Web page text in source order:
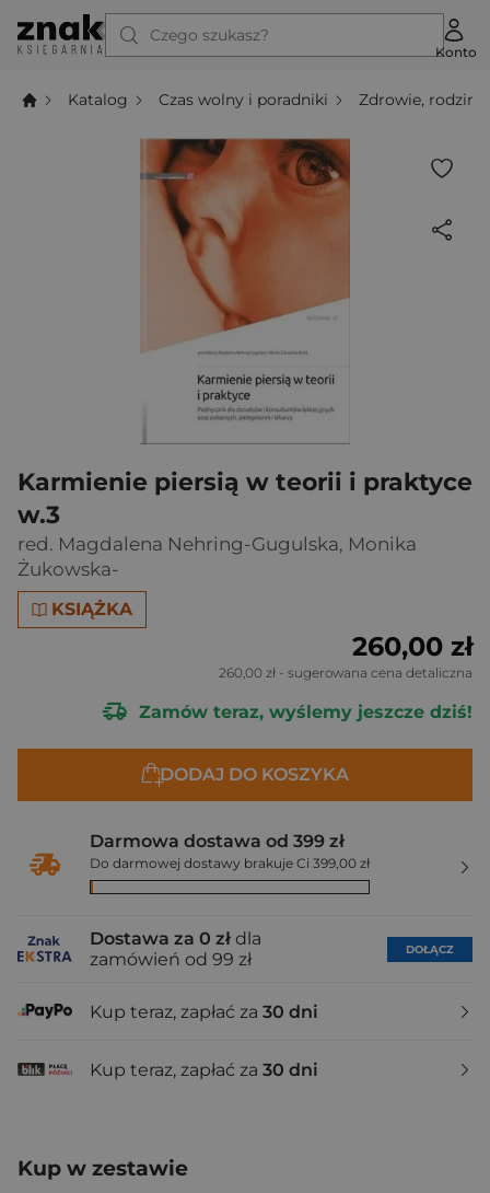
Czego szukasz?
Konto
Katalog Czas wolny i poradniki Zdrowie,
Karmienie piersią w teorii i praktyce
w.3
red. Magdalena Nehring-Gugulska, Monika
Żukowska-
KSIĄŻKA
260,00 zł
260,00 zł - sugerowana cena detaliczna
Zamów teraz, wyślemy jeszcze dziś!
DODAJ DO KOSZYKA
Darmowa dostawa od 399 zł
Do darmowej dostawy brakuje Ci 399,00 zł
Dostawa za 0 zł dla
zamówień od 99 zł
DOŁĄCZ
Kup teraz, zapłać za 30 dni
Kup teraz, zapłać za 30 dni
Kup w zestawie